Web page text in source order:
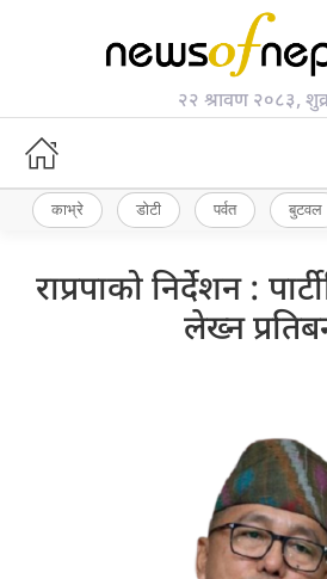
२२ श्रावण २०८३,
काभ्रे डोटी पर्वत बुटवल
राप्रपाको निर्देशन :
लेख्न